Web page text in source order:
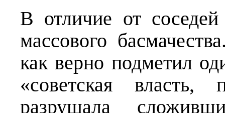
В отличие от
массового
как верно подметил
«советская
разрушала